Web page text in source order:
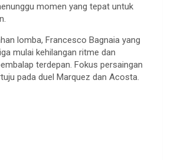
momen yang tepat untuk
lomba, Francesco Bagnaia yang
mulai kehilangan ritme dan
terdepan. Fokus persaingan
pada duel Marquez dan Acosta.